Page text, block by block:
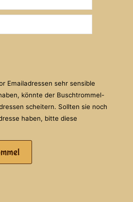
Emailadressen sehr sensible
könnte der Buschtrommel-
scheitern. Sollten sie noch
haben, bitte diese